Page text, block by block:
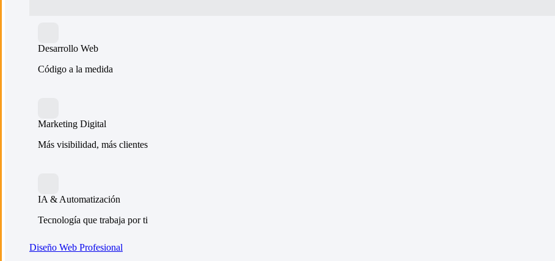
Desarrollo Web
Código a la medida
Marketing Digital
Más visibilidad, más clientes
IA & Automatización
Tecnología que trabaja por ti
Diseño Web Profesional